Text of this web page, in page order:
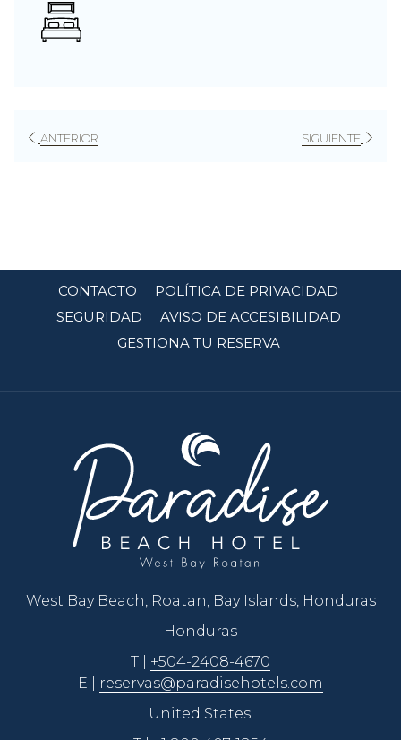
ANTERIOR SIGUIENTE
CONTACTO
POLÍTICA DE PRIVACIDAD
SEGURIDAD
AVISO DE ACCESIBILIDAD
GESTIONA TU RESERVA
West Bay Beach, Roatan, Bay Islands, Honduras
Honduras
T | +504-2408-4670
E |
reservas@paradisehotels.com
United States: